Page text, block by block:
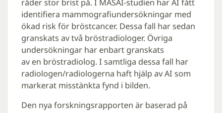
råder stor brist på. I MASAI-studien har AI fått
identifiera mammografiundersökningar med
ökad risk för bröstcancer. Dessa fall har sedan
granskats av två bröstradiologer. Övriga
undersökningar har enbart granskats
av en bröstradiolog. I samtliga dessa fall har
radiologen/radiologerna haft hjälp av AI som
markerat misstänkta fynd i bilden.
Den nya forskningsrapporten är baserad på